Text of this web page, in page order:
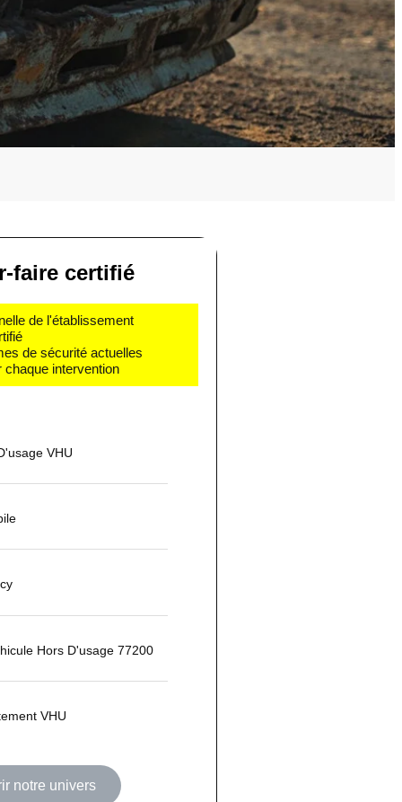
faire certifié
de l'établissement
de sécurité actuelles
chaque intervention
VHU
Hors D'usage 77200
VHU
notre univers